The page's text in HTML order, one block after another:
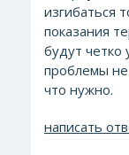
изгибаться
показания
будут четко
проблемы не
что нужно.
написать